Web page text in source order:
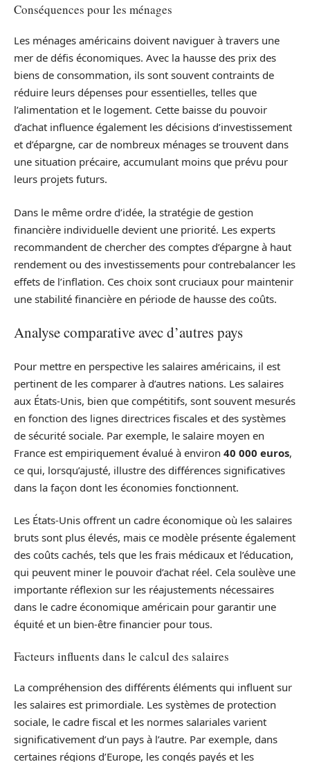
Conséquences pour les ménages
Les ménages américains doivent naviguer à travers une
mer de défis économiques. Avec la hausse des prix des
biens de consommation, ils sont souvent contraints de
réduire leurs dépenses pour essentielles, telles que
l’alimentation et le logement. Cette baisse du pouvoir
d’achat influence également les décisions d’investissement
et d’épargne, car de nombreux ménages se trouvent dans
une situation précaire, accumulant moins que prévu pour
leurs projets futurs.
Dans le même ordre d’idée, la stratégie de gestion
financière individuelle devient une priorité. Les experts
recommandent de chercher des comptes d’épargne à haut
rendement ou des investissements pour contrebalancer les
effets de l’inflation. Ces choix sont cruciaux pour maintenir
une stabilité financière en période de hausse des coûts.
Analyse comparative avec d’autres pays
Pour mettre en perspective les salaires américains, il est
pertinent de les comparer à d’autres nations. Les salaires
aux États-Unis, bien que compétitifs, sont souvent mesurés
en fonction des lignes directrices fiscales et des systèmes
de sécurité sociale. Par exemple, le salaire moyen en
France est empiriquement évalué à environ 40 000 euros,
ce qui, lorsqu’ajusté, illustre des différences significatives
dans la façon dont les économies fonctionnent.
Les États-Unis offrent un cadre économique où les salaires
bruts sont plus élevés, mais ce modèle présente également
des coûts cachés, tels que les frais médicaux et l’éducation,
qui peuvent miner le pouvoir d’achat réel. Cela soulève une
importante réflexion sur les réajustements nécessaires
dans le cadre économique américain pour garantir une
équité et un bien-être financier pour tous.
Facteurs influents dans le calcul des salaires
La compréhension des différents éléments qui influent sur
les salaires est primordiale. Les systèmes de protection
sociale, le cadre fiscal et les normes salariales varient
significativement d’un pays à l’autre. Par exemple, dans
certaines régions d’Europe, les congés payés et les